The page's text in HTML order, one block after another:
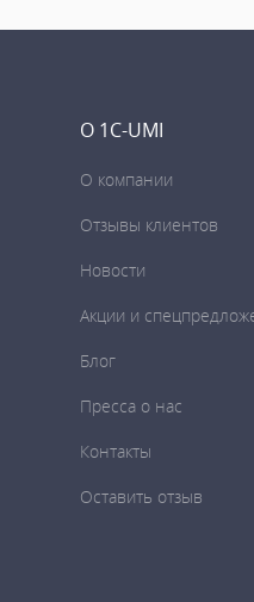
О 1C-UMI
О компании
Отзывы клиентов
Новости
Акции и
Блог
Пресса о нас
Контакты
Оставить отзыв